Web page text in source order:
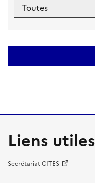
Liens utiles
Secrétariat CITES